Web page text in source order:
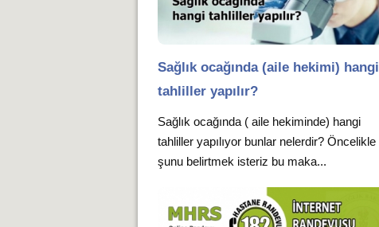
Sağlık ocağında (aile hekimi) hangi
tahliller yapılır?
Sağlık ocağında ( aile hekiminde) hangi
tahliller yapılıyor bunlar nelerdir? Öncelikle
şunu belirtmek isteriz bu maka...